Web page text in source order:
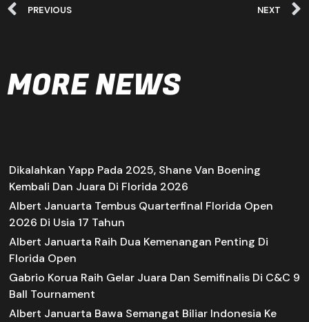
PREVIOUS NEXT
MORE NEWS
Dikalahkan Yapp Pada 2025, Shane Van Boening
Kembali Dan Juara Di Florida 2026
Albert Januarta Tembus Quarterfinal Florida Open
2026 Di Usia 17 Tahun
Albert Januarta Raih Dua Kemenangan Penting Di
Florida Open
Gabrio Korua Raih Gelar Juara Dan Semifinalis Di C&C 9
Ball Tournament
Albert Januarta Bawa Semangat Biliar Indonesia Ke